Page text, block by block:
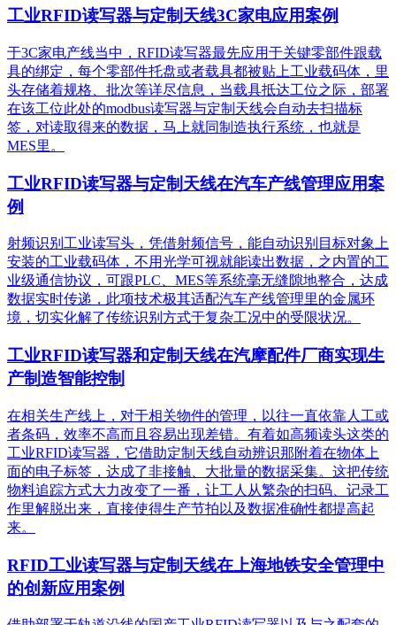
工业RFID读写器与定制天线3C家电应用案例
于3C家电产线当中，RFID读写器最先应用于关键零部件跟载
具的绑定，每个零部件托盘或者载具都被贴上工业载码体，里
头存储着规格、批次等详尽信息，当载具抵达工位之际，部署
在该工位此处的modbus读写器与定制天线会自动去扫描标
签，对读取得来的数据，马上就同制造执行系统，也就是
MES里。
工业RFID读写器与定制天线在汽车产线管理应用案
例
射频识别工业读写头，凭借射频信号，能自动识别目标对象上
安装的工业载码体，不用光学可视就能读出数据，之内置的工
业级通信协议，可跟PLC、MES等系统毫无缝隙地整合，达成
数据实时传递，此项技术极其适配汽车产线管理里的金属环
境，切实化解了传统识别方式于复杂工况中的受限状况。
工业RFID读写器和定制天线在汽摩配件厂商实现生
产制造智能控制
在相关生产线上，对于相关物件的管理，以往一直依靠人工或
者条码，效率不高而且容易出现差错。有着如高频读头这类的
工业RFID读写器，它借助定制天线自动辨识那附着在物体上
面的电子标签，达成了非接触、大批量的数据采集。这把传统
物料追踪方式大力改变了一番，让工人从繁杂的扫码、记录工
作里解脱出来，直接使得生产节拍以及数据准确性都提高起
来。
RFID工业读写器与定制天线在上海地铁安全管理中
的创新应用案例